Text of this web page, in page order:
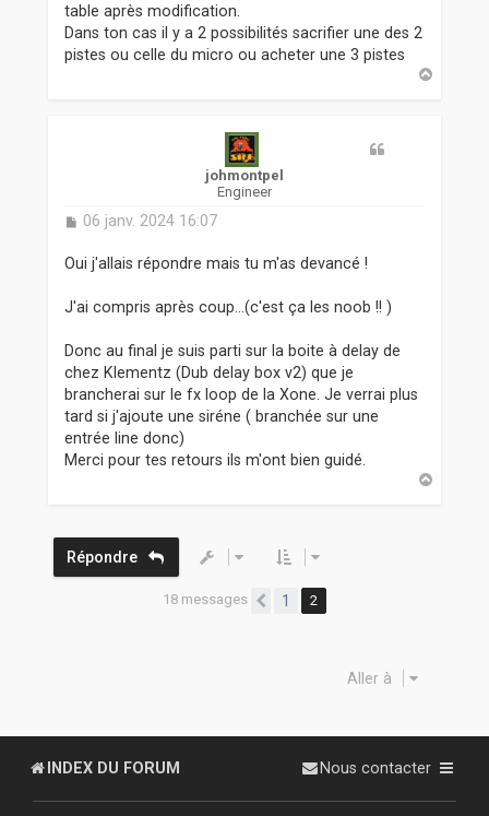
table après modification.
Dans ton cas il y a 2 possibilités sacrifier une des 2
pistes ou celle du micro ou acheter une 3 pistes
johmontpel
Engineer
M
s
g
06 janv. 2024 16:07
Oui j'allais répondre mais tu m'as devancé !
J'ai compris après coup...(c'est ça les noob !! )
Donc au final je suis parti sur la boite à delay de
chez Klementz (Dub delay box v2) que je
brancherai sur le fx loop de la Xone. Je verrai plus
tard si j'ajoute une siréne ( branchée sur une
entrée line donc)
Merci pour tes retours ils m'ont bien guidé.
Répondre
18 messages Précédente
1 2
Aller à
INDEX DU FORUM Nous contacter